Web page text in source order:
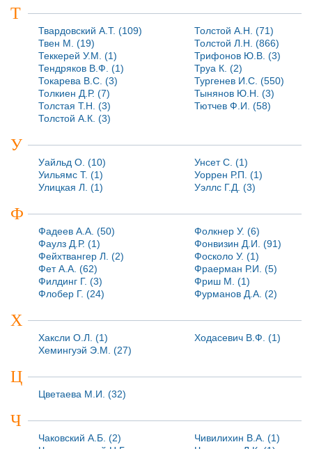
Т
Твардовский А.Т. (109)
Твен М. (19)
Теккерей У.М. (1)
Тендряков В.Ф. (1)
Токарева В.С. (3)
Толкиен Д.Р. (7)
Толстая Т.Н. (3)
Толстой А.К. (3)
Толстой А.Н. (71)
Толстой Л.Н. (866)
Трифонов Ю.В. (3)
Труа К. (2)
Тургенев И.С. (550)
Тынянов Ю.Н. (3)
Тютчев Ф.И. (58)
У
Уайльд О. (10)
Уильямс Т. (1)
Улицкая Л. (1)
Унсет С. (1)
Уоррен Р.П. (1)
Уэллс Г.Д. (3)
Ф
Фадеев А.А. (50)
Фаулз Д.Р. (1)
Фейхтвангер Л. (2)
Фет А.А. (62)
Филдинг Г. (3)
Флобер Г. (24)
Фолкнер У. (6)
Фонвизин Д.И. (91)
Фосколо У. (1)
Фраерман Р.И. (5)
Фриш М. (1)
Фурманов Д.А. (2)
Х
Хаксли О.Л. (1)
Хемингуэй Э.М. (27)
Ходасевич В.Ф. (1)
Ц
Цветаева М.И. (32)
Ч
Чаковский А.Б. (2)
Чивилихин В.А. (1)